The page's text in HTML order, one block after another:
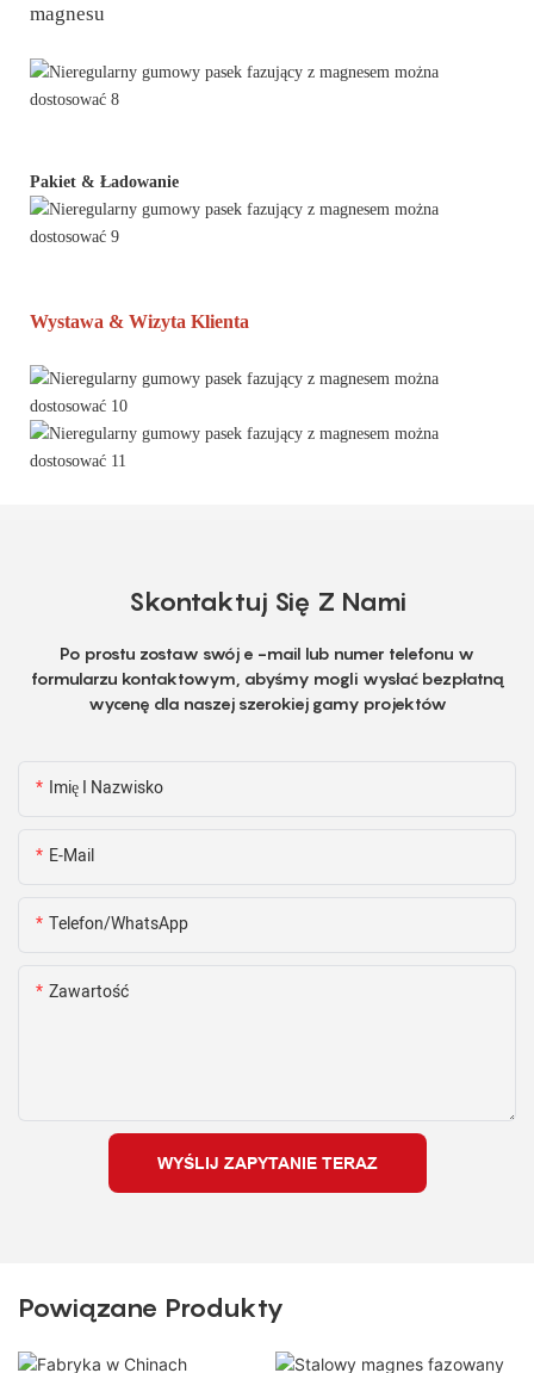
magnesu
Pakiet & Ładowanie
Wystawa & Wizyta Klienta
Skontaktuj Się Z Nami
Po prostu zostaw swój e -mail lub numer telefonu w
formularzu kontaktowym, abyśmy mogli wysłać bezpłatną
wycenę dla naszej szerokiej gamy projektów
Imię I Nazwisko
E-Mail
Telefon/WhatsApp
Zawartość
WYŚLIJ ZAPYTANIE TERAZ
Powiązane Produkty